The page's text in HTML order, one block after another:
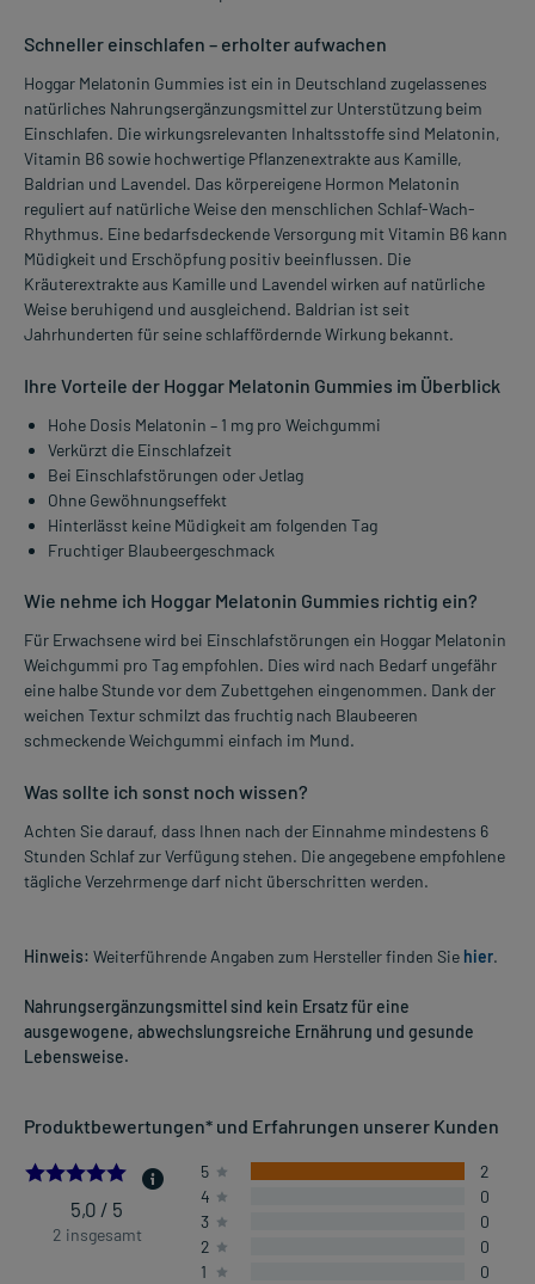
Schneller einschlafen – erholter aufwachen
Hoggar Melatonin Gummies ist ein in Deutschland zugelassenes
natürliches Nahrungsergänzungsmittel zur Unterstützung beim
Einschlafen. Die wirkungsrelevanten Inhaltsstoffe sind Melatonin,
Vitamin B6 sowie hochwertige Pflanzenextrakte aus Kamille,
Baldrian und Lavendel. Das körpereigene Hormon Melatonin
reguliert auf natürliche Weise den menschlichen Schlaf-Wach-
Rhythmus. Eine bedarfsdeckende Versorgung mit Vitamin B6 kann
Müdigkeit und Erschöpfung positiv beeinflussen. Die
Kräuterextrakte aus Kamille und Lavendel wirken auf natürliche
Weise beruhigend und ausgleichend. Baldrian ist seit
Jahrhunderten für seine schlaffördernde Wirkung bekannt.
Ihre Vorteile der Hoggar Melatonin Gummies im Überblick
Hohe Dosis Melatonin – 1 mg pro Weichgummi
Verkürzt die Einschlafzeit
Bei Einschlafstörungen oder Jetlag
Ohne Gewöhnungseffekt
Hinterlässt keine Müdigkeit am folgenden Tag
Fruchtiger Blaubeergeschmack
Wie nehme ich Hoggar Melatonin Gummies richtig ein?
Für Erwachsene wird bei Einschlafstörungen ein Hoggar Melatonin
Weichgummi pro Tag empfohlen. Dies wird nach Bedarf ungefähr
eine halbe Stunde vor dem Zubettgehen eingenommen. Dank der
weichen Textur schmilzt das fruchtig nach Blaubeeren
schmeckende Weichgummi einfach im Mund.
Was sollte ich sonst noch wissen?
Achten Sie darauf, dass Ihnen nach der Einnahme mindestens 6
Stunden Schlaf zur Verfügung stehen. Die angegebene empfohlene
tägliche Verzehrmenge darf nicht überschritten werden.
Hinweis: Weiterführende Angaben zum Hersteller finden Sie hier.
Nahrungsergänzungsmittel sind kein Ersatz für eine
ausgewogene, abwechslungsreiche Ernährung und gesunde
Lebensweise.
Produktbewertungen* und Erfahrungen unserer Kunden
5.0
5,0 / 5
2 insgesamt
5
2
4
0
3
0
2
0
1
0